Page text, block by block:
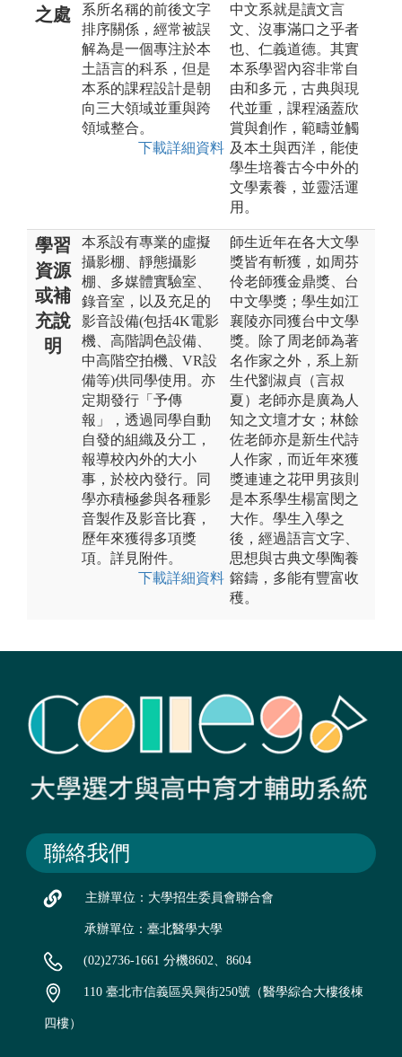
之處
系所名稱的前後文字
排序關係，經常被誤
解為是一個專注於本
土語言的科系，但是
本系的課程設計是朝
向三大領域並重與跨
領域整合。
下載詳細資料
中文系就是讀文言
文、沒事滿口之乎者
也、仁義道德。其實
本系學習內容非常自
由和多元，古典與現
代並重，課程涵蓋欣
賞與創作，範疇並觸
及本土與西洋，能使
學生培養古今中外的
文學素養，並靈活運
用。
學習
資源
或補
充說
明
本系設有專業的虛擬
攝影棚、靜態攝影
棚、多媒體實驗室、
錄音室，以及充足的
影音設備(包括4K電影
機、高階調色設備、
中高階空拍機、VR設
備等)供同學使用。亦
定期發行「予傳
報」，透過同學自動
自發的組織及分工，
報導校內外的大小
事，於校內發行。同
學亦積極參與各種影
音製作及影音比賽，
歷年來獲得多項獎
項。詳見附件。
下載詳細資料
師生近年在各大文學
獎皆有斬獲，如周芬
伶老師獲金鼎獎、台
中文學獎；學生如江
襄陵亦同獲台中文學
獎。除了周老師為著
名作家之外，系上新
生代劉淑貞（言叔
夏）老師亦是廣為人
知之文壇才女；林餘
佐老師亦是新生代詩
人作家，而近年來獲
獎連連之花甲男孩則
是本系學生楊富閔之
大作。學生入學之
後，經過語言文字、
思想與古典文學陶養
鎔鑄，多能有豐富收
穫。
聯絡我們
主辦單位：大學招生委員會聯合會
承辦單位：臺北醫學大學
(02)2736-1661 分機8602、8604
110 臺北市信義區吳興街250號（醫學綜合大樓後棟
四樓）